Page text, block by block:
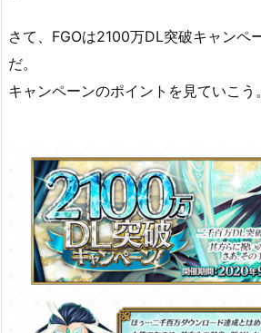
さて、FGOは2100万DL突破キャンペ
だ。
キャンペーンのポイントを見ていこう。